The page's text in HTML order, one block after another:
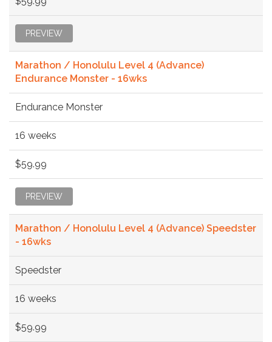
PREVIEW
Marathon / Honolulu Level 4 (Advance)
Endurance Monster - 16wks
Endurance Monster
16 weeks
$59.99
PREVIEW
Marathon / Honolulu Level 4 (Advance) Speedster
- 16wks
Speedster
16 weeks
$59.99